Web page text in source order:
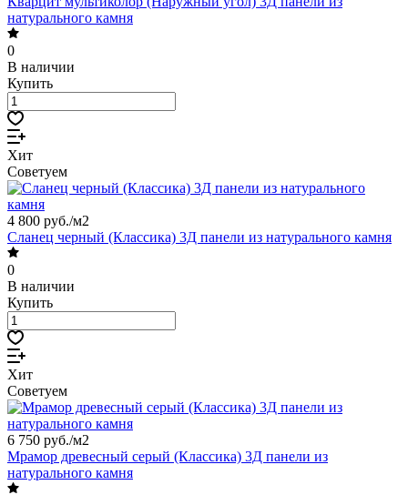
натурального камня
0
В наличии
Купить
Хит
Советуем
4 800 руб./м2
Сланец черный (Классика) 3Д панели из натурального камня
0
В наличии
Купить
Хит
Советуем
6 750 руб./м2
Мрамор древесный серый (Классика) 3Д панели из
натурального камня